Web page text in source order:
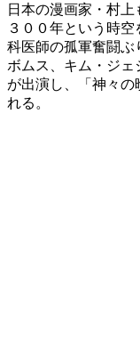
日本の漫画家・村上
３００年という時
科医師の孤軍奮闘ぶ
ボムス、キム・ジェ
が出演し、「神々の
れる。